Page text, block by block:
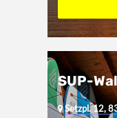
SUP-
Setzpl. 12,